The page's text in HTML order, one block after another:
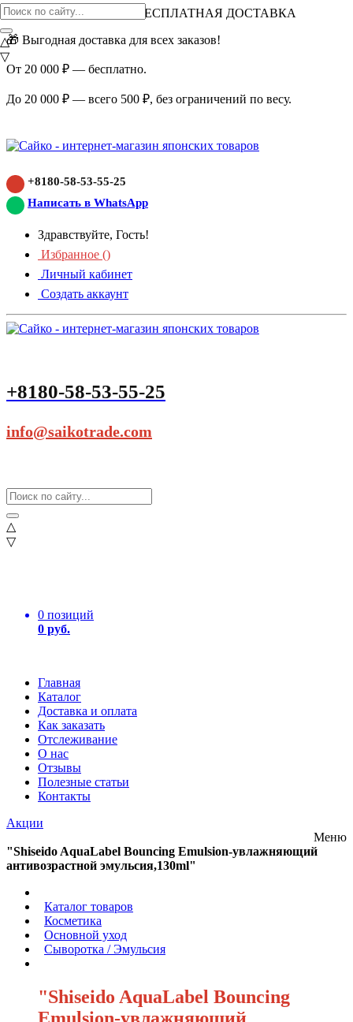
ВНИМАНИЕ АКЦИЯ!
БЕСПЛАТНАЯ ДОСТАВКА
🎁 Выгодная доставка для всех заказов!
От 20 000 ₽ — бесплатно.
До 20 000 ₽ — всего 500 ₽, без ограничений по весу.
+8180-58-53-55-25
Написать в WhatsApp
Здравствуйте, Гость!
Избранное ()
Личный кабинет
Создать аккаунт
+8180-58-53-55-25
info@saikotrade.com
△
▽
0 позиций
0 руб.
Главная
Каталог
Доставка и оплата
Как заказать
Отслеживание
О нас
Отзывы
Полезные статьи
Контакты
Акции
△
▽
Меню
"Shiseido AquaLabel Bouncing Emulsion-увлажняющий
антивозрастной эмульсия,130ml"
Каталог товаров
Косметика
Основной уход
Сыворотка / Эмульсия
"Shiseido AquaLabel Bouncing